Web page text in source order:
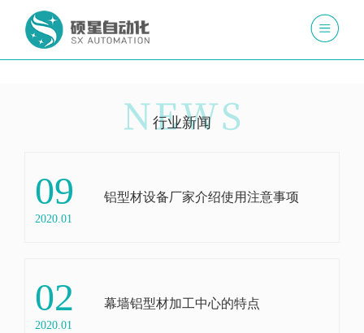
行业新闻
09
2020.01
铝型材设备厂家介绍使用注意事项
02
2020.01
幕墙铝型材加工中心的特点